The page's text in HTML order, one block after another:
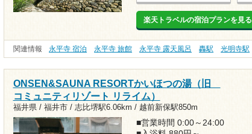
楽天トラベルの宿泊プランを見る
関連情報 永平寺 宿泊 永平寺 旅館 永平寺 露天風呂 轟駅 光明寺駅
ONSEN&SAUNA RESORTかいほつの湯（旧
コミュニティリゾート リライム）
福井県 / 福井市 / 志比堺駅6.06km / 越前新保駅850m
■営業時間 0:00～24:00